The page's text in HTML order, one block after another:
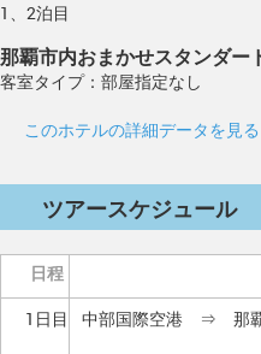
1、2泊目
那覇市内おまかせスタンダー
客室タイプ：部屋指定なし
このホテルの詳細データを見る
ツアースケジュール
日程
1日目
中部国際空港 ⇒ 那